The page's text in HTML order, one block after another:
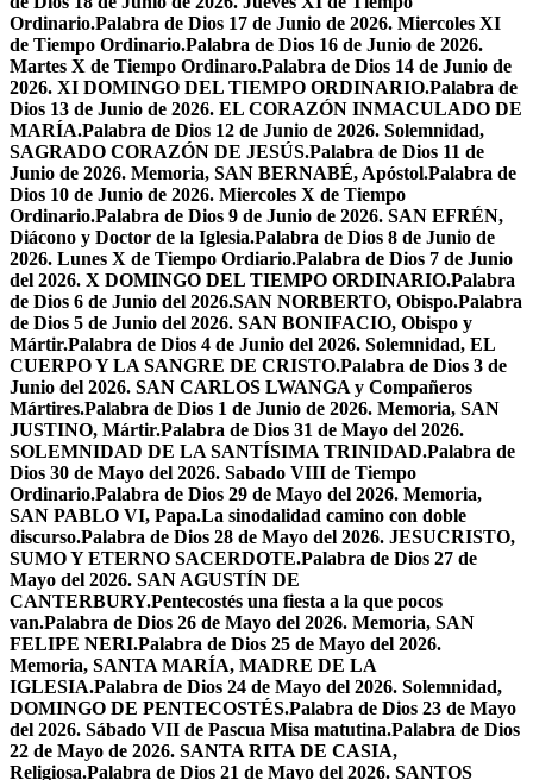
Ordinario.Palabra de Dios 17 de Junio de 2026. Miercoles XI
de Tiempo Ordinario.Palabra de Dios 16 de Junio de 2026.
Martes X de Tiempo Ordinaro.Palabra de Dios 14 de Junio de
2026. XI DOMINGO DEL TIEMPO ORDINARIO.Palabra de
Dios 13 de Junio de 2026. EL CORAZÓN INMACULADO DE
MARÍA.Palabra de Dios 12 de Junio de 2026. Solemnidad,
SAGRADO CORAZÓN DE JESÚS.Palabra de Dios 11 de
Junio de 2026. Memoria, SAN BERNABÉ, Apóstol.Palabra de
Dios 10 de Junio de 2026. Miercoles X de Tiempo
Ordinario.Palabra de Dios 9 de Junio de 2026. SAN EFRÉN,
Diácono y Doctor de la Iglesia.Palabra de Dios 8 de Junio de
2026. Lunes X de Tiempo Ordiario.Palabra de Dios 7 de Junio
del 2026. X DOMINGO DEL TIEMPO ORDINARIO.Palabra
de Dios 6 de Junio del 2026.SAN NORBERTO, Obispo.Palabra
de Dios 5 de Junio del 2026. SAN BONIFACIO, Obispo y
Mártir.Palabra de Dios 4 de Junio del 2026. Solemnidad, EL
CUERPO Y LA SANGRE DE CRISTO.Palabra de Dios 3 de
Junio del 2026. SAN CARLOS LWANGA y Compañeros
Mártires.Palabra de Dios 1 de Junio de 2026. Memoria, SAN
JUSTINO, Mártir.Palabra de Dios 31 de Mayo del 2026.
SOLEMNIDAD DE LA SANTÍSIMA TRINIDAD.Palabra de
Dios 30 de Mayo del 2026. Sabado VIII de Tiempo
Ordinario.Palabra de Dios 29 de Mayo del 2026. Memoria,
SAN PABLO VI, Papa.La sinodalidad camino con doble
discurso.Palabra de Dios 28 de Mayo del 2026. JESUCRISTO,
SUMO Y ETERNO SACERDOTE.Palabra de Dios 27 de
Mayo del 2026. SAN AGUSTÍN DE
CANTERBURY.Pentecostés una fiesta a la que pocos
van.Palabra de Dios 26 de Mayo del 2026. Memoria, SAN
FELIPE NERI.Palabra de Dios 25 de Mayo del 2026.
Memoria, SANTA MARÍA, MADRE DE LA
IGLESIA.Palabra de Dios 24 de Mayo del 2026. Solemnidad,
DOMINGO DE PENTECOSTÉS.Palabra de Dios 23 de Mayo
del 2026. Sábado VII de Pascua Misa matutina.Palabra de Dios
22 de Mayo de 2026. SANTA RITA DE CASIA,
Religiosa.Palabra de Dios 21 de Mayo del 2026. SANTOS